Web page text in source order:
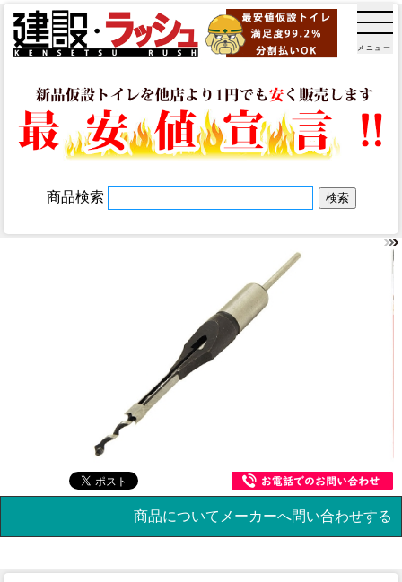
メニュー
商品検索
商品についてメーカーへ問い合わせする